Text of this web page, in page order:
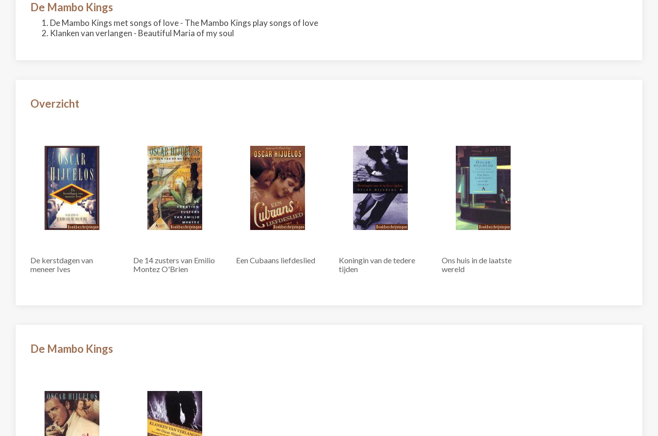
De Mambo Kings
De Mambo Kings met songs of love - The Mambo Kings play songs of love
Klanken van verlangen - Beautiful Maria of my soul
Overzicht
De kerstdagen van
meneer Ives
De 14 zusters van Emilio
Montez O'Brien
Een Cubaans liefdeslied
Koningin van de tedere
tijden
Ons huis in de laatste
wereld
De Mambo Kings